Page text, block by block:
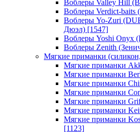
Воблеры Valley Hill
Воблеры Verdict-baits
Воблеры Yo-Zuri
Дюэл) [1547]
Воблеры Yoshi Onyx
Воблеры Zenith
Мягкие приманки
Мягкие приманки
Мягкие приманки
Мягкие приманки
Мягкие приманки
Мягкие приманки
Мягкие приманки
Мягкие приманки
[1123]